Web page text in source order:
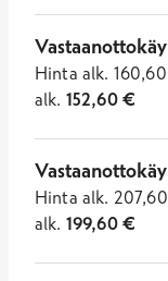
Hinta alk. 160,60
alk. 152,60€
Hinta alk. 207,60
alk. 199,60€